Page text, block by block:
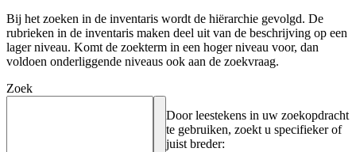
Bij het zoeken in de inventaris wordt de hiërarchie gevolgd. De
rubrieken in de inventaris maken deel uit van de beschrijving op een
lager niveau. Komt de zoekterm in een hoger niveau voor, dan
voldoen onderliggende niveaus ook aan de zoekvraag.
Zoek
Door leestekens in uw zoekopdracht
te gebruiken, zoekt u specifieker of
juist breder: